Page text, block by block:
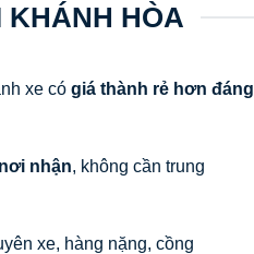
KHÁNH HÒA
xe có giá thành rẻ hơn đáng
nhận, không cần trung
xe, hàng nặng, cồng